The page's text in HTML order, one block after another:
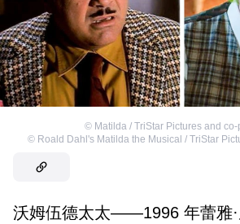
© Matilda / TriStar Pictures and
© Roald Dahl's Matilda the Musical / TriStar
沃姆伍德太太——1996 年蕾雅·